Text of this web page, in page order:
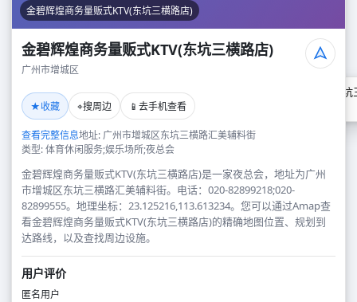
金碧辉煌商务量贩式KTV(东坑三横路店)
金碧辉煌商务量贩式KTV(东坑三横路店)
广州市增城区
★收藏 ⌖搜周边 📱 去手机查看
查看完整信息地址: 广州市增城区东坑三横路汇美辅料街
类型: 体育休闲服务;娱乐场所;夜总会
金碧辉煌商务量贩式KTV(东坑三横路店)是一家夜总会，地址为广州
市增城区东坑三横路汇美辅料街。电话：020-82899218;020-
82899555。地理坐标：23.125216,113.613234。您可以通过Amap查
看金碧辉煌商务量贩式KTV(东坑三横路店)的精确地图位置、规划到
达路线，以及查找周边设施。
用户评价
匿名用户
金碧辉煌商务量贩式KTV(东